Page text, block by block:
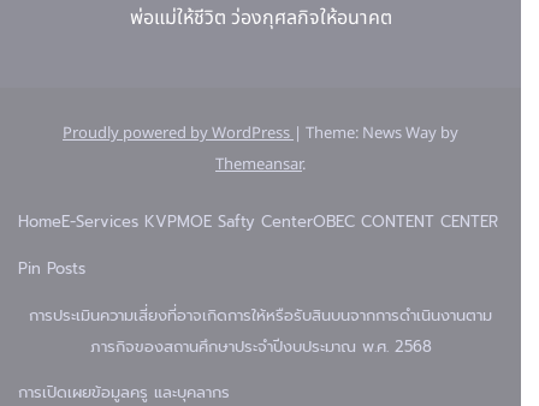
พ่อแม่ให้ชีวิต ว่องกุศลกิจให้อนาคต
Proudly powered by WordPress | Theme: News Way by
Themeansar.
HomeE-Services KVPMOE Safty CenterOBEC CONTENT CENTER
Pin Posts
การประเมินความเสี่ยงที่อาจเกิดการให้หรือรับสินบนจากการดำเนินงานตาม
ภารกิจของสถานศึกษาประจำปีงบประมาณ พ.ศ. 2568
การเปิดเผยข้อมูลครู และบุคลากร